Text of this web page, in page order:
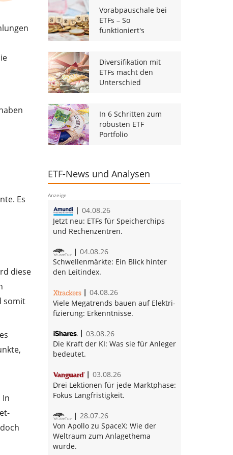
Es
diese
somit
In
Vorabpauschale bei
ETFs – So
funktioniert's
Diversifikation mit
ETFs macht den
Unterschied
In 6 Schritten zum
robusten ETF
Portfolio
ETF-News und Analysen
Anzeige
04.08.26
Jetzt neu: ETFs für Speicherchips
und Rechenzentren.
04.08.26
Schwellenmärkte: Ein Blick hinter
den Leitindex.
04.08.26
Vie­le Me­ga­trends bau­en auf Elek­tri­
fi­zie­rung: Erkenntnisse.
03.08.26
Die Kraft der KI: Was sie für Anleger
bedeutet.
03.08.26
Drei Lektionen für jede Marktphase:
Fokus Langfristigkeit.
28.07.26
Von Apollo zu SpaceX: Wie der
Weltraum zum Anlagethema
wurde.